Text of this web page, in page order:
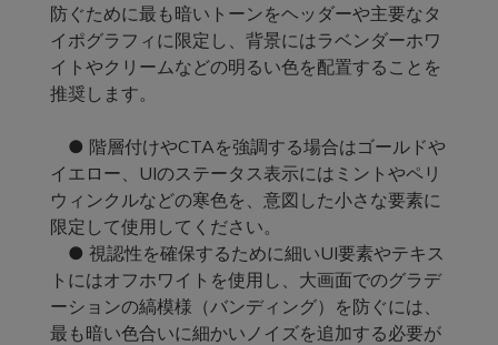
防ぐために最も暗いトーンをヘッダーや主要なタ
イポグラフィに限定し、背景にはラベンダーホワ
イトやクリームなどの明るい色を配置することを
推奨します。
● 階層付けやCTAを強調する場合はゴールドや
イエロー、UIのステータス表示にはミントやペリ
ウィンクルなどの寒色を、意図した小さな要素に
限定して使用してください。
● 視認性を確保するために細いUI要素やテキス
トにはオフホワイトを使用し、大画面でのグラデ
ーションの縞模様（バンディング）を防ぐには、
最も暗い色合いに細かいノイズを追加する必要が